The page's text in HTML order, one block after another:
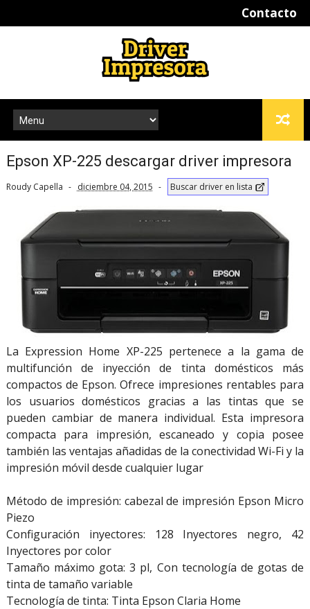
Contacto
Epson XP-225 descargar driver impresora
Roudy Capella diciembre 04, 2015 Buscar driver en lista
La Expression Home XP-225 pertenece a la gama de
multifunción de inyección de tinta domésticos más
compactos de Epson. Ofrece impresiones rentables para
los usuarios domésticos gracias a las tintas que se
pueden cambiar de manera individual. Esta impresora
compacta para impresión, escaneado y copia posee
también las ventajas añadidas de la conectividad Wi-Fi y la
impresión móvil desde cualquier lugar
Método de impresión: cabezal de impresión Epson Micro
Piezo
Configuración inyectores: 128 Inyectores negro, 42
Inyectores por color
Tamaño máximo gota: 3 pl, Con tecnología de gotas de
tinta de tamaño variable
Tecnología de tinta: Tinta Epson Claria Home